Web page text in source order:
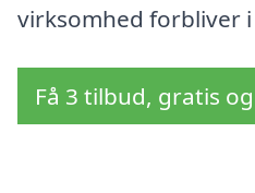
virksomhed forbliver
Få 3 tilbud, gratis